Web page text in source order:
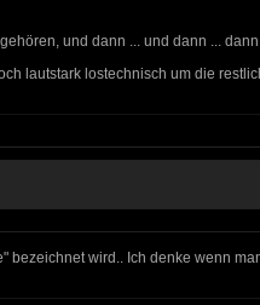
und dann ... und dann ...
lautstark lostechnisch um die
wird.. Ich denke wenn